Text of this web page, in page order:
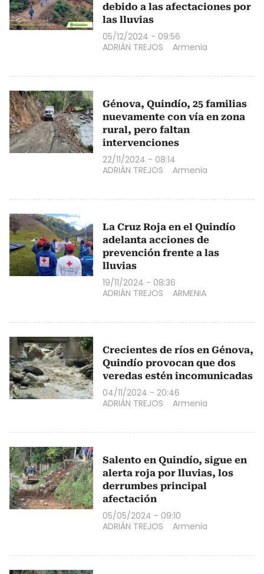
debido a las afectaciones por
las lluvias
05/12/2024 - 09:56
ADRIÁN TREJOS
Armenia
Génova, Quindío, 25 familias
nuevamente con vía en zona
rural, pero faltan
intervenciones
22/11/2024 - 08:14
ADRIÁN TREJOS
Armenia
La Cruz Roja en el Quindío
adelanta acciones de
prevención frente a las
lluvias
19/11/2024 - 08:36
ADRIÁN TREJOS
ARMENIA
Crecientes de ríos en Génova,
Quindío provocan que dos
veredas estén incomunicadas
04/11/2024 - 20:46
ADRIÁN TREJOS
Armenia
Salento en Quindío, sigue en
alerta roja por lluvias, los
derrumbes principal
afectación
05/05/2024 - 09:10
ADRIÁN TREJOS
Armenia